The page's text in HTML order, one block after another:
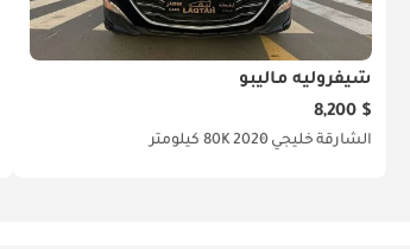
شيفروليه ماليبو
$ 8,200
الشارقة خليجي 202080K كيلومتر